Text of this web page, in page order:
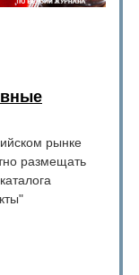
рынке
размещать